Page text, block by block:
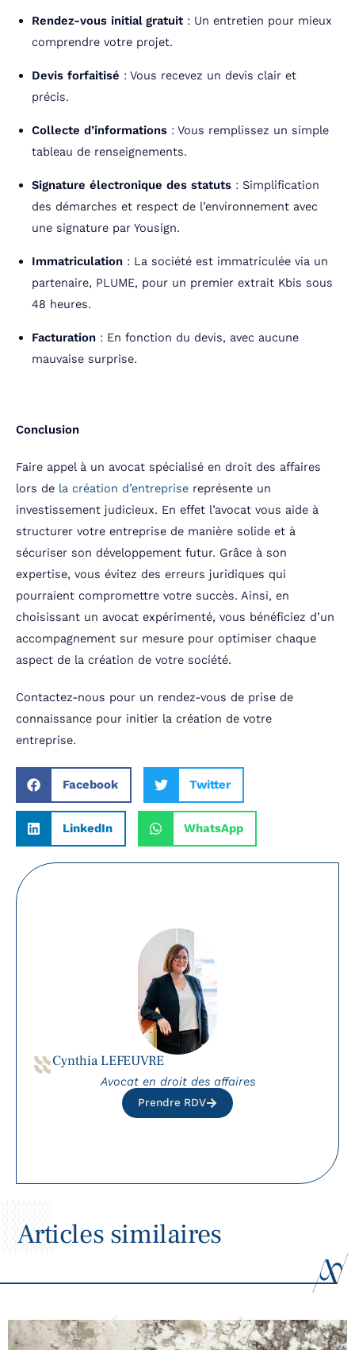
Rendez-vous initial gratuit : Un entretien pour mieux
comprendre votre projet.
Devis forfaitisé : Vous recevez un devis clair et
précis.
Collecte d’informations : Vous remplissez un simple
tableau de renseignements.
Signature électronique des statuts : Simplification
des démarches et respect de l’environnement avec
une signature par Yousign.
Immatriculation : La société est immatriculée via un
partenaire, PLUME, pour un premier extrait Kbis sous
48 heures.
Facturation : En fonction du devis, avec aucune
mauvaise surprise.
Conclusion
Faire appel à un avocat spécialisé en droit des affaires
lors de la création d’entreprise représente un
investissement judicieux. En effet l’avocat vous aide à
structurer votre entreprise de manière solide et à
sécuriser son développement futur. Grâce à son
expertise, vous évitez des erreurs juridiques qui
pourraient compromettre votre succès. Ainsi, en
choisissant un avocat expérimenté, vous bénéficiez d’un
accompagnement sur mesure pour optimiser chaque
aspect de la création de votre société.
Contactez-nous pour un rendez-vous de prise de
connaissance pour initier la création de votre
entreprise.
Facebook Twitter
LinkedIn WhatsApp
Cynthia LEFEUVRE
Avocat en droit des affaires
Prendre RDV
Articles similaires